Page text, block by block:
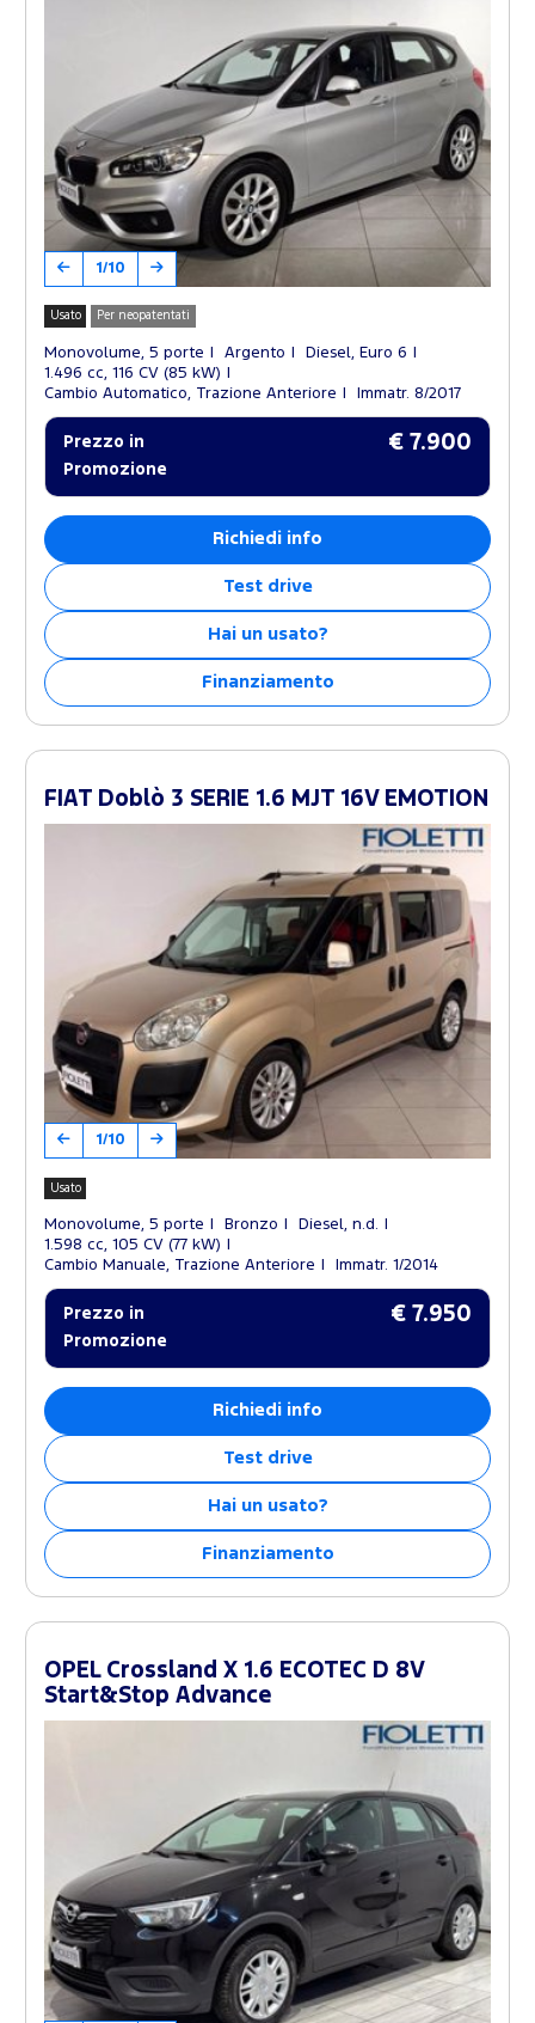
1/10
Usato Per neopatentati
Monovolume, 5 porte Argento
Diesel, Euro 6
1.496 cc, 116 CV (85 kW)
Cambio Automatico, Trazione Anteriore
Immatr. 8/2017
Prezzo in
Promozione
€ 7.900
Richiedi info
Test drive
Hai un usato?
Finanziamento
FIAT Doblò 3 SERIE 1.6 MJT 16V EMOTION
1/10
Usato
Monovolume, 5 porte Bronzo
Diesel, n.d.
1.598 cc, 105 CV (77 kW)
Cambio Manuale, Trazione Anteriore
Immatr. 1/2014
Prezzo in
Promozione
€ 7.950
Richiedi info
Test drive
Hai un usato?
Finanziamento
OPEL Crossland X 1.6 ECOTEC D 8V
Start&Stop Advance